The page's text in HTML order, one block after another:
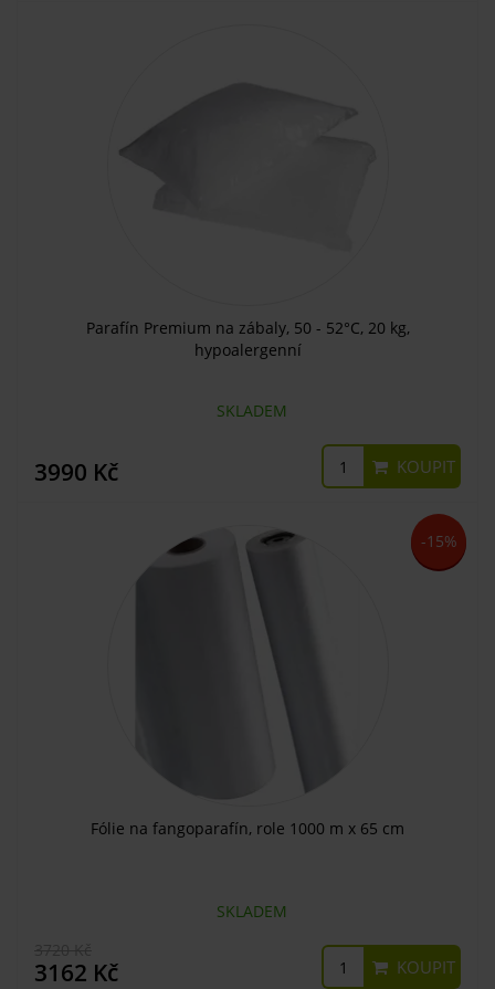
Parafín Premium na zábaly, 50 - 52°C, 20 kg,
hypoalergenní
SKLADEM
3990 Kč KOUPIT
-15%
Fólie na fangoparafín, role 1000 m x 65 cm
SKLADEM
3162 Kč KOUPIT